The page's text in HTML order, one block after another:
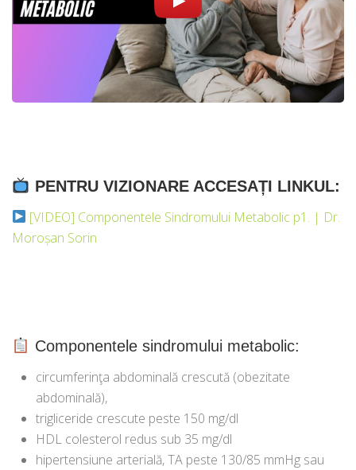
PENTRU VIZIONARE ACCESAȚI LINKUL:
[VIDEO] Componentele Sindromului Metabolic p1. | Dr.
Moroșan Sorin
Componentele sindromului metabolic:
circumferinţa abdominală crescută (obezitate
abdominală),
trigliceride crescute peste 150 mg/dl
HDL colesterol redus sub 35 mg/dl
hipertensiune arterială, TA peste 130/85 mmHg sau